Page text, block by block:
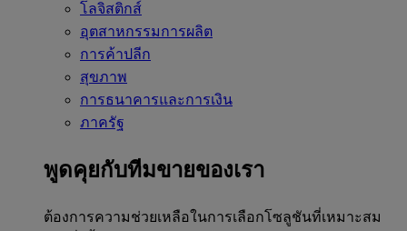
โลจิสติกส์
อุตสาหกรรมการผลิต
การค้าปลีก
สุขภาพ
การธนาคารและการเงิน
ภาครัฐ
พูดคุยกับทีมขายของเรา
ต้องการความช่วยเหลือในการเลือกโซลูชันที่เหมาะสม